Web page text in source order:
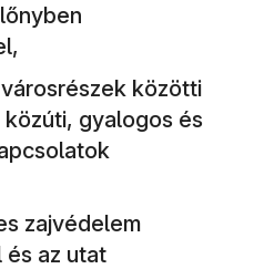
közötti
gyalogos és
zajvédelem
és az utat